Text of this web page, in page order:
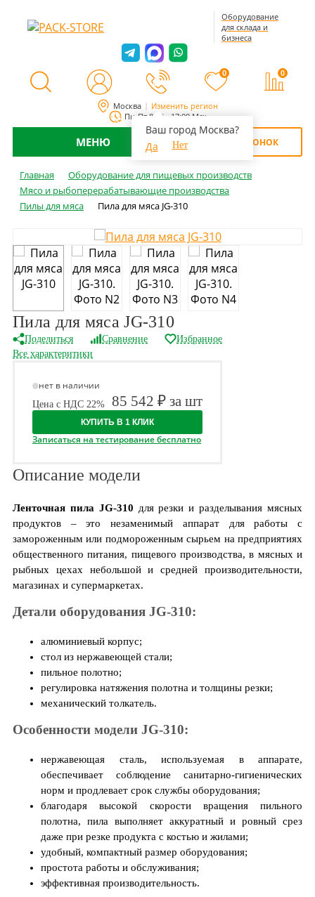
Москва Изменить регион
Ваш город Москва?
Да
Нет
Пн-Пт 8:00 - 17:00 Мск
Оборудование
для склада и
бизнеса
0 0
МЕНЮ ОБРАТНЫЙ ЗВОНОК
Главная
Оборудование для пищевых производств
Мясо и рыбоперерабатывающие производства
Пилы для мяса
Пила для мяса JG-310
Пила для мяса JG-310
Поделиться Сравнение
Избранное
Все характеритики
нет в наличии
Цена с НДС 22% 85 542 ₽ за шт
КУПИТЬ В 1 КЛИК
Записаться на тестирование бесплатно
Описание модели
Ленточная пила JG-310 для резки и разделывания мясных
продуктов – это незаменимый аппарат для работы с
замороженным или подмороженным сырьем на предприятиях
общественного питания, пищевого производства, в мясных и
рыбных цехах небольшой и средней производительности,
магазинах и супермаркетах.
Детали оборудования JG-310:
алюминиевый корпус;
стол из нержавеющей стали;
пильное полотно;
регулировка натяжения полотна и толщины резки;
механический толкатель.
Особенности модели JG-310:
нержавеющая сталь, используемая в аппарате,
обеспечивает соблюдение санитарно-гигиенических
норм и продлевает срок службы оборудования;
благодаря высокой скорости вращения пильного
полотна, пила выполняет аккуратный и ровный срез
даже при резке продукта с костью и жилами;
удобный, компактный размер оборудования;
простота работы и обслуживания;
эффективная производительность.